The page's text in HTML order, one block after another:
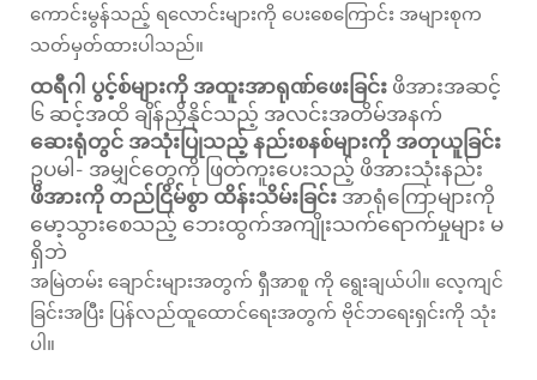
ကောင်းမွန်သည့် ရလောင်းများကို ပေးစေကြောင်း အများစုက
သတ်မှတ်ထားပါသည်။
ထရီဂါ ပွင့်စ်များကို အထူးအာရုဏ်ဖေးခြင်း ဖိအားအဆင့်
၆ ဆင့်အထိ ချိန်ညှိနိုင်သည့် အလင်းအတိမ်အနက်
ဆေးရုံတွင် အသုံးပြုသည့် နည်းစနစ်များကို အတုယူခြင်း
ဥပမါ- အမျှင်တွေကို ဖြတ်ကူးပေးသည့် ဖိအားသုံးနည်း
ဖိအားကို တည်ငြိမ်စွာ ထိန်းသိမ်းခြင်း အာရုံကြောများကို
မော့သွားစေသည့် ဘေးထွက်အကျိုးသက်ရောက်မှုများ မ
ရှိဘဲ
အမြဲတမ်း ချောင်းများအတွက် ရှီအာစူ ကို ရွေးချယ်ပါ။ လေ့ကျင်
ခြင်းအပြီး ပြန်လည်ထူထောင်ရေးအတွက် ဗိုင်ဘရေးရှင်းကို သုံး
ပါ။